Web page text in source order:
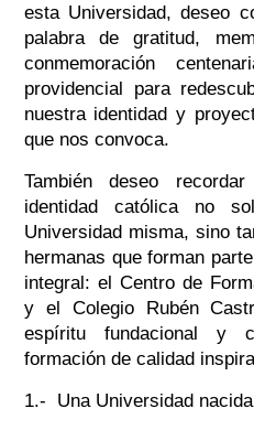
esta Universidad, deseo
palabra de gratitud,
conmemoración
providencial para
nuestra identidad y
que nos convoca.
También deseo
identidad católica no
Universidad misma, sino
hermanas que forman
integral: el Centro de
y el Colegio Rubén
espíritu fundacional y
formación de calidad
1.- Una Universidad